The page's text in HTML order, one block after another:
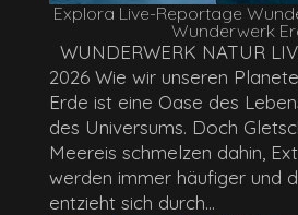
Explora Live-Reportage
Wunderwerk
WUNDERWERK NATUR
2026 Wie wir unseren
Erde ist eine Oase des
des Universums. Doch
Meereis schmelzen dahin,
werden immer häufiger und
entzieht sich durch...